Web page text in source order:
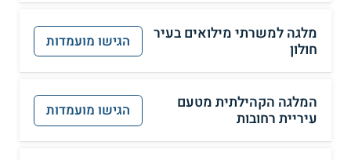
מלגה למשרתי מילואים בעיר
חולון
הגישו מועמדות
המלגה הקהילתית מטעם
עיריית רחובות
הגישו מועמדות